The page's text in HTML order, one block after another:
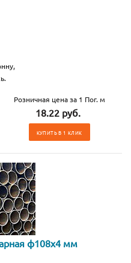
Розничная цена за 1 Пог. м
18.22 руб.
КУПИТЬ В 1 КЛИК
ф108x4 мм